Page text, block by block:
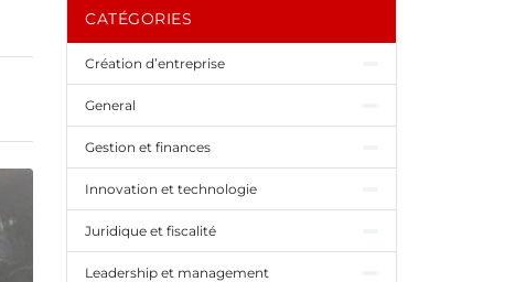
CATÉGORIES
Création d’entreprise
General
Gestion et finances
Innovation et technologie
Juridique et fiscalité
Leadership et management